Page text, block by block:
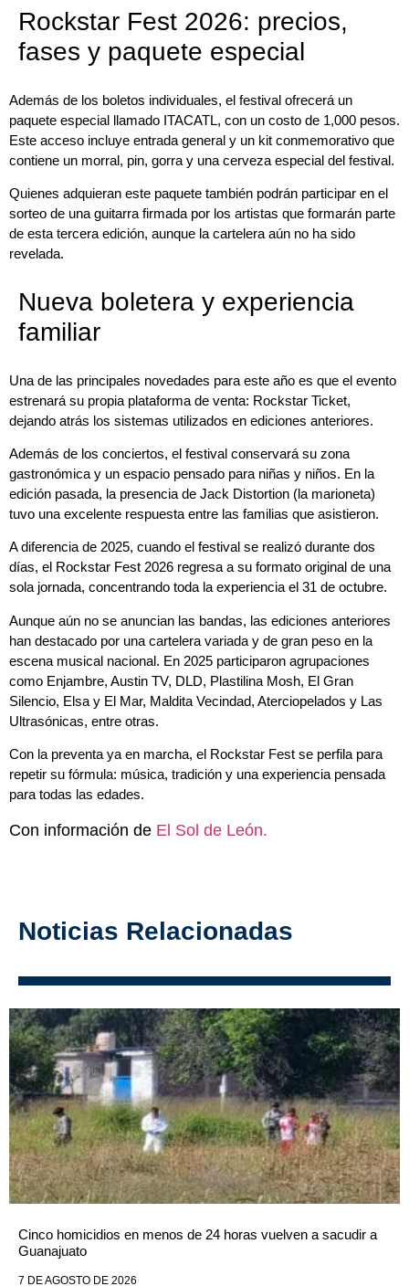
Rockstar Fest 2026: precios,
fases y paquete especial
Además de los boletos individuales, el festival ofrecerá un
paquete especial llamado ITACATL, con un costo de 1,000 pesos.
Este acceso incluye entrada general y un kit conmemorativo que
contiene un morral, pin, gorra y una cerveza especial del festival.
Quienes adquieran este paquete también podrán participar en el
sorteo de una guitarra firmada por los artistas que formarán parte
de esta tercera edición, aunque la cartelera aún no ha sido
revelada.
Nueva boletera y experiencia
familiar
Una de las principales novedades para este año es que el evento
estrenará su propia plataforma de venta: Rockstar Ticket,
dejando atrás los sistemas utilizados en ediciones anteriores.
Además de los conciertos, el festival conservará su zona
gastronómica y un espacio pensado para niñas y niños. En la
edición pasada, la presencia de Jack Distortion (la marioneta)
tuvo una excelente respuesta entre las familias que asistieron.
A diferencia de 2025, cuando el festival se realizó durante dos
días, el Rockstar Fest 2026 regresa a su formato original de una
sola jornada, concentrando toda la experiencia el 31 de octubre.
Aunque aún no se anuncian las bandas, las ediciones anteriores
han destacado por una cartelera variada y de gran peso en la
escena musical nacional. En 2025 participaron agrupaciones
como Enjambre, Austin TV, DLD, Plastilina Mosh, El Gran
Silencio, Elsa y El Mar, Maldita Vecindad, Aterciopelados y Las
Ultrasónicas, entre otras.
Con la preventa ya en marcha, el Rockstar Fest se perfila para
repetir su fórmula: música, tradición y una experiencia pensada
para todas las edades.
Con información de El Sol de León.
Noticias Relacionadas
Cinco homicidios en menos de 24 horas vuelven a sacudir a
Guanajuato
7 DE AGOSTO DE 2026